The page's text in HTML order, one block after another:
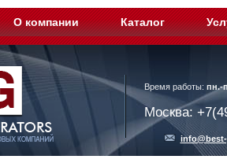
О компании Каталог
Время работы: пн.-
Москва: